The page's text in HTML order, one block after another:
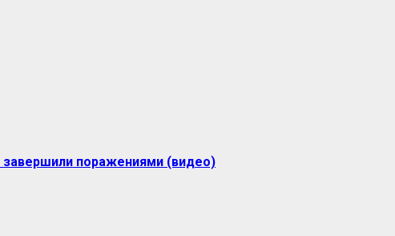
завершили поражениями (видео)